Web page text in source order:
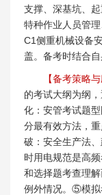
支撑、深基坑、
特种作业人员管
C1侧重机械设备
盖。备考时结合自
【备考策略
的考试大纲为纲
化：安管考试题
分最有效方法，
破：安全生产法
时用电规范是高
和选择题考查理
例外情况。⑤模拟